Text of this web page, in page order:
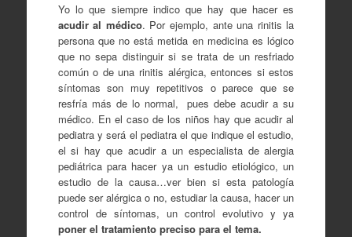
Yo lo que siempre indico que hay que hacer es
acudir al médico. Por ejemplo, ante una rinitis la
persona que no está metida en medicina es lógico
que no sepa distinguir si se trata de un resfriado
común o de una rinitis alérgica, entonces si estos
síntomas son muy repetitivos o parece que se
resfría más de lo normal, pues debe acudir a su
médico. En el caso de los niños hay que acudir al
pediatra y será el pediatra el que indique el estudio,
el si hay que acudir a un especialista de alergia
pediátrica para hacer ya un estudio etiológico, un
estudio de la causa…ver bien si esta patología
puede ser alérgica o no, estudiar la causa, hacer un
control de síntomas, un control evolutivo y ya
poner el tratamiento preciso para el tema.